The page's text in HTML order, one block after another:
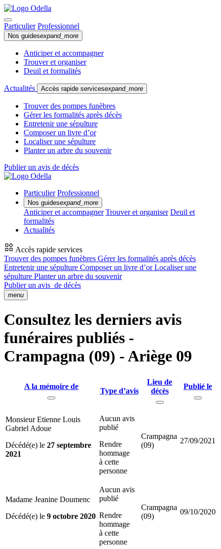
Particulier Professionnel
Nos guidesexpand_more
Anticiper et accompagner
Trouver et organiser
Deuil et formalités
Actualités Accès rapide servicesexpand_more
Trouver des pompes funèbres
Gérer les formalités après décès
Entretenir une sépulture
Composer un livre d’or
Localiser une sépulture
Planter un arbre du souvenir
Publier un avis de décès
Particulier Professionnel
Nos guidesexpand_more
Anticiper et accompagner Trouver et organiser Deuil et
formalités
Actualités
Accès rapide services
Trouver des pompes funèbres Gérer les formalités après décès
Entretenir une sépulture Composer un livre d’orLocaliser une
sépulture Planter un arbre du souvenir
Publier un avis de décès
menu
Consultez les derniers avis
funéraires publiés -
Crampagna (09) - Ariège 09
A la mémoire de
Type d’avis
Lieu de
décès
Publié le
Monsieur Etienne Louis
Gabriel Adoue
Décédé(e) le 27 septembre
2021
Aucun avis
publié
Rendre
hommage
à cette
personne
Crampagna
(09)
27/09/2021
Madame Jeanine Doumenc
Décédé(e) le 9 octobre 2020
Aucun avis
publié
Rendre
hommage
à cette
personne
Crampagna
(09)
09/10/2020